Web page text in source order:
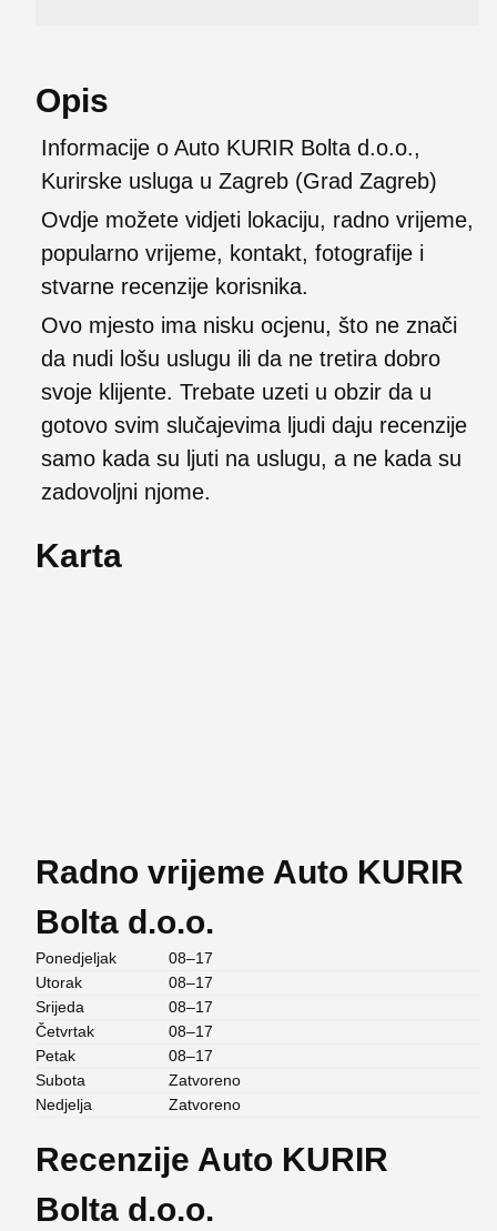
Opis
Informacije o Auto KURIR Bolta d.o.o.,
Kurirske usluga u Zagreb (Grad Zagreb)
Ovdje možete vidjeti lokaciju, radno vrijeme,
popularno vrijeme, kontakt, fotografije i
stvarne recenzije korisnika.
Ovo mjesto ima nisku ocjenu, što ne znači
da nudi lošu uslugu ili da ne tretira dobro
svoje klijente. Trebate uzeti u obzir da u
gotovo svim slučajevima ljudi daju recenzije
samo kada su ljuti na uslugu, a ne kada su
zadovoljni njome.
Karta
Radno vrijeme Auto KURIR
Bolta d.o.o.
Ponedjeljak
08–17
Utorak
08–17
Srijeda
08–17
Četvrtak
08–17
Petak
08–17
Subota
Zatvoreno
Nedjelja
Zatvoreno
Recenzije Auto KURIR
Bolta d.o.o.